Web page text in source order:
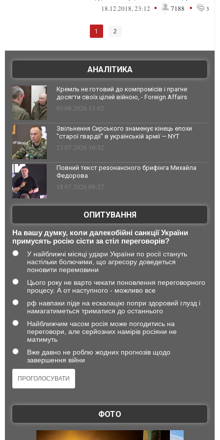
производителя
18.12.2018, 23:12 • 7188 • 3
1 2
АНАЛІТИКА
Кремль не готовий до компромісів і прагне
досягти своїх цілей війною, - Foreign Affairs
03.08.2026 13:02
Звільнення Сирського знаменує кінець епохи
"старої гвардії" в українській армії — NYT
23.07.2026 10:32
Повний текст резонансного брифінга Михайла
Федорова
18.07.2026 09:27
ОПИТУВАННЯ
На вашу думку, коли далекобійні санкції України
примусять росію сісти за стіл переговорів?
У найближчі місяці удари України по росії стануть
настільки болючими, що агресору доведеться
поновити перемовини
Цього року не варто чекати поновлення переговорного
процесу. А от наступного - можливо все
рф навпаки піде на ескалацію попри здоровий глузд і
намагатиметься триматися до останнього
Найближчим часом росія може погодитись на
переговори, але серйозних намірів росіяни не
матимуть
Вже давно не роблю жодних прогнозів щодо
завершення війни
ФОТО